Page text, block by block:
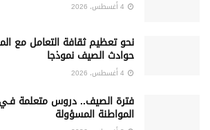
نحو تعظيم ثقافة التعامل مع
حوادث الصيف نموذجا
فترة الصيف.. دروس متعلمة
المواطنة المسؤولة